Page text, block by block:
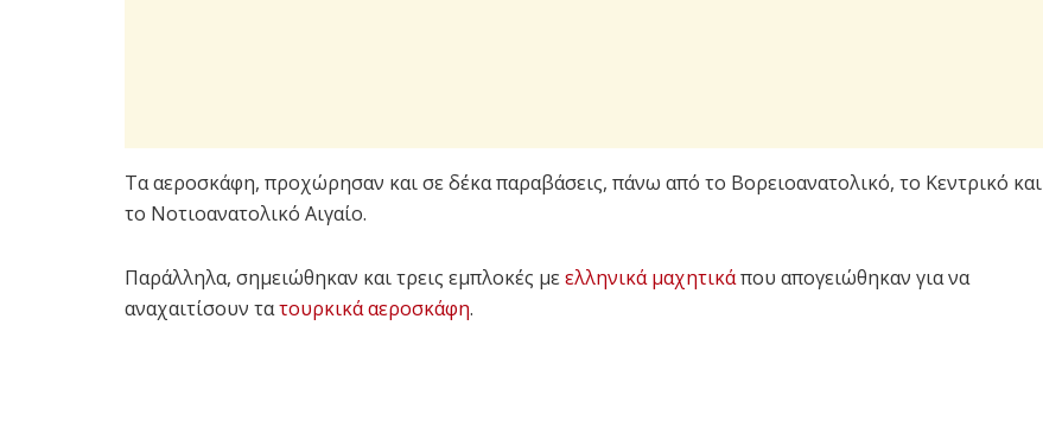
Τα αεροσκάφη, προχώρησαν και σε δέκα παραβάσεις, πάνω από το Βορειοανατολικό, το Κεντρικό και
το Νοτιοανατολικό Αιγαίο.
Παράλληλα, σημειώθηκαν και τρεις εμπλοκές μεελληνικά μαχητικάπου απογειώθηκαν για να
αναχαιτίσουν τατουρκικά αεροσκάφη.